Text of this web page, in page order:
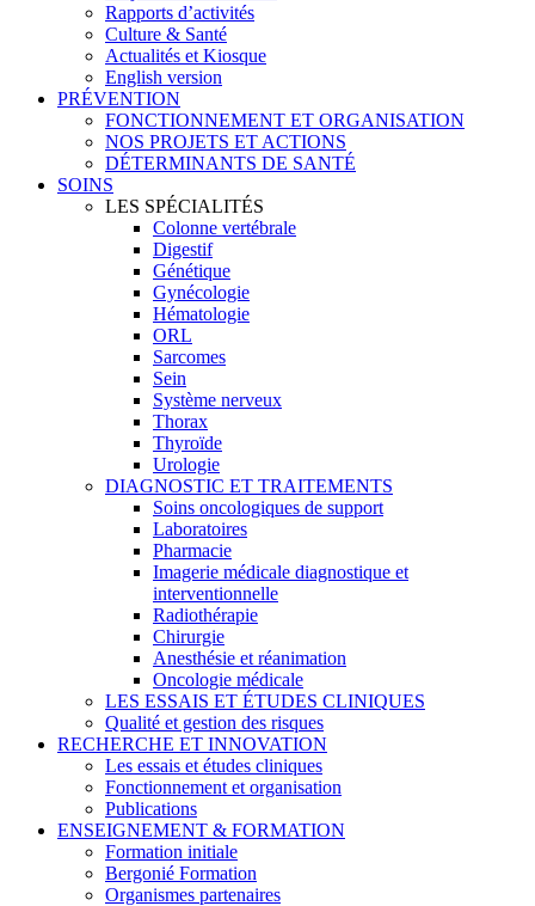
Rapports d’activités
Culture & Santé
Actualités et Kiosque
English version
PRÉVENTION
FONCTIONNEMENT ET ORGANISATION
NOS PROJETS ET ACTIONS
DÉTERMINANTS DE SANTÉ
SOINS
LES SPÉCIALITÉS
Colonne vertébrale
Digestif
Génétique
Gynécologie
Hématologie
ORL
Sarcomes
Sein
Système nerveux
Thorax
Thyroïde
Urologie
DIAGNOSTIC ET TRAITEMENTS
Soins oncologiques de support
Laboratoires
Pharmacie
Imagerie médicale diagnostique et
interventionnelle
Radiothérapie
Chirurgie
Anesthésie et réanimation
Oncologie médicale
LES ESSAIS ET ÉTUDES CLINIQUES
Qualité et gestion des risques
RECHERCHE ET INNOVATION
Les essais et études cliniques
Fonctionnement et organisation
Publications
ENSEIGNEMENT & FORMATION
Formation initiale
Bergonié Formation
Organismes partenaires